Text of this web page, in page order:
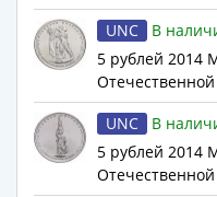
Другие
Приднестровье
Монеты
мира
Австралия
UNC
В
5 рублей 2014
UNC
В
5 рублей 2014